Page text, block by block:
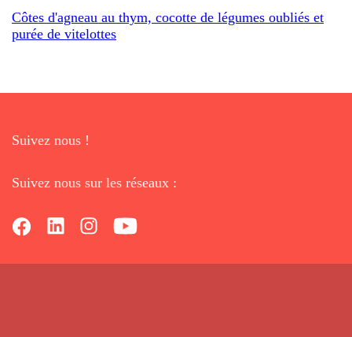
Côtes d'agneau au thym, cocotte de légumes oubliés et
purée de vitelottes
Suivez nous !
Suivez nous sur les réseaux :